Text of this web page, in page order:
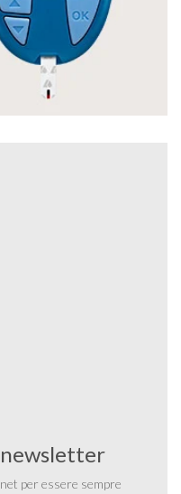
per essere sempre